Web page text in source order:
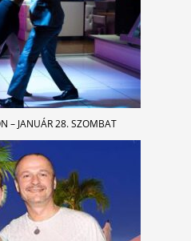
– JANUÁR 28. SZOMBAT